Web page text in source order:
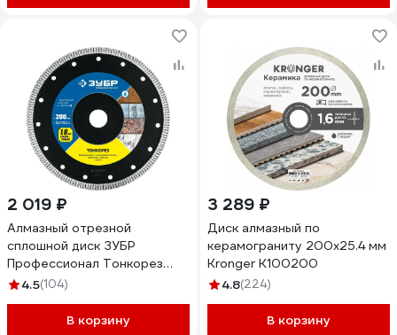
2 019 ₽
Алмазный отрезной
сплошной диск ЗУБР
Профессионал Тонкорез
200 мм, по керамограниту,
4.5(104)
В корзину
3 289 ₽
Диск алмазный по
керамограниту 200x25.4 мм
Kronger K100200
4.8(224)
В корзину